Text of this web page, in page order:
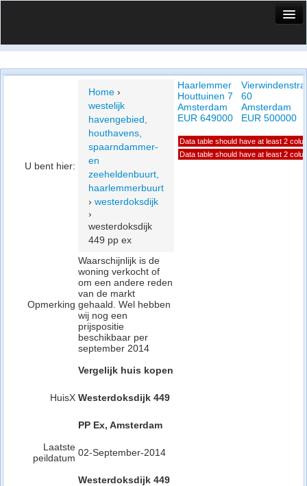
Vergelijk prijsposities - wijk
Privacy beleid
U bent hier:
Home ›
westelijk
havengebied,
houthavens,
spaarndammer-
en
zeeheldenbuurt,
haarlemmerbuurt
› westerdoksdijk
›
westerdoksdijk
449 pp ex
Opmerking
Waarschijnlijk is de
woning verkocht of
om een andere reden
van de markt
gehaald. Wel hebben
wij nog een
prijspositie
beschikbaar per
september 2014
HuisX
Vergelijk huis kopen
Westerdoksdijk 449
PP Ex, Amsterdam
Laatste
peildatum 02-September-2014
Westerdoksdijk 449
Haarlemmer
Houttuinen 7
Amsterdam
EUR 649000
60
Amsterdam
EUR 500000
Data table should have at least 2
Data table should have at least 2